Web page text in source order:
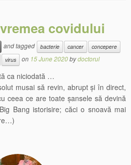
covidului
and tagged bacterie cancer
concepere
virus on 15 June 2020bydoctorul
ca niciodată …
musai să revin, abrupt și în direct,
ceea ce are toate șansele să devină
Bang istorisire; căci o snoavă mai